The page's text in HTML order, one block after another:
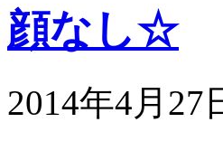
顔なし☆
2014年4月27